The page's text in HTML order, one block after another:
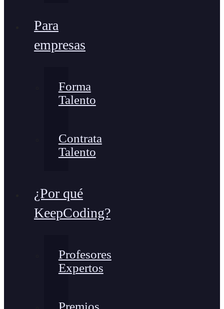
Para
empresas
Forma
Talento
Contrata
Talento
¿Por qué
KeepCoding?
Profesores
Expertos
Premios